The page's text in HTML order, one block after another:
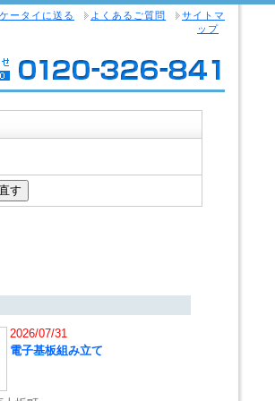
ケータイに送る よくあるご質問
サイトマ
ップ
2026/07/31
電子基板組み立て